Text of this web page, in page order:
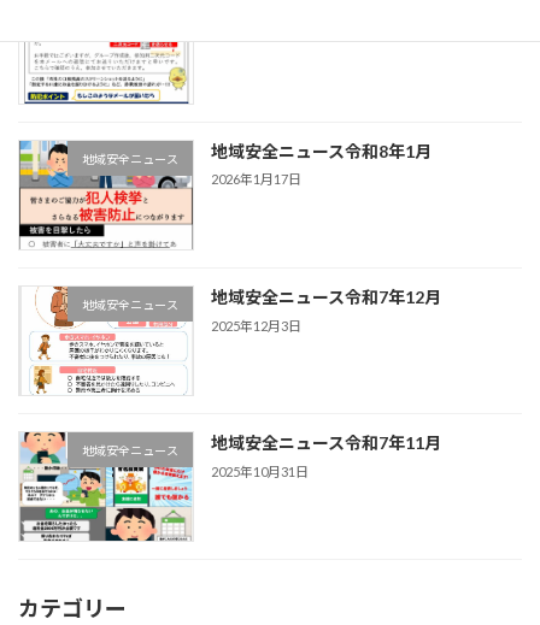
地域安全ニュース 地域安全ニュース令和8年1月
2026年1月17日
地域安全ニュース 地域安全ニュース令和7年12月
2025年12月3日
地域安全ニュース 地域安全ニュース令和7年11月
2025年10月31日
カテゴリー